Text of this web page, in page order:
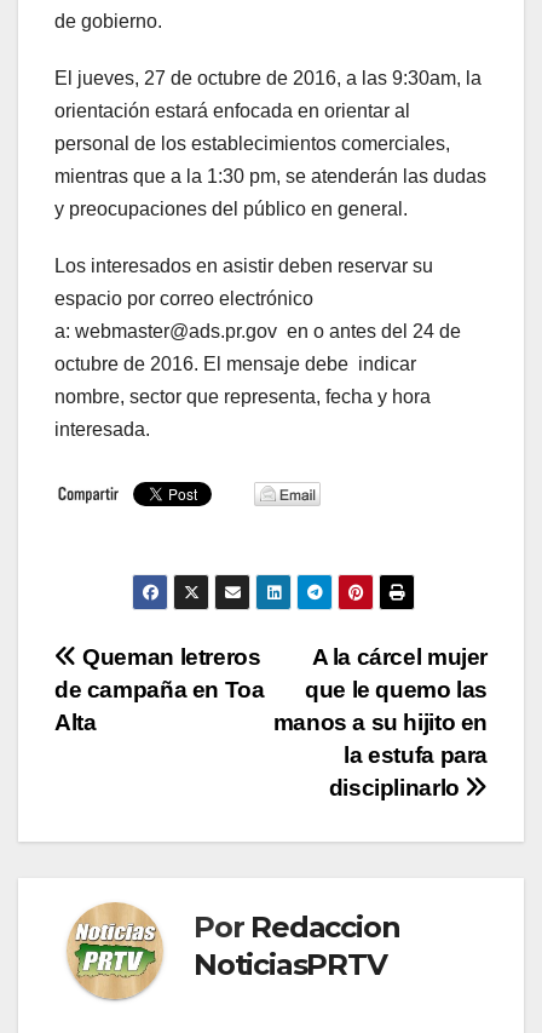
de gobierno.
El jueves, 27 de octubre de 2016, a las 9:30am, la
orientación estará enfocada en orientar al
personal de los establecimientos comerciales,
mientras que a la 1:30 pm, se atenderán las dudas
y preocupaciones del público en general.
Los interesados en asistir deben reservar su
espacio por correo electrónico
a: webmaster@ads.pr.gov en o antes del 24 de
octubre de 2016. El mensaje debe indicar
nombre, sector que representa, fecha y hora
interesada.
Navegación
de
A la cárcel mujer
que le quemo las
manos a su hijito en
la estufa para
disciplinarlo
Queman letreros
de campaña en Toa
Alta
Por Redaccion
NoticiasPRTV